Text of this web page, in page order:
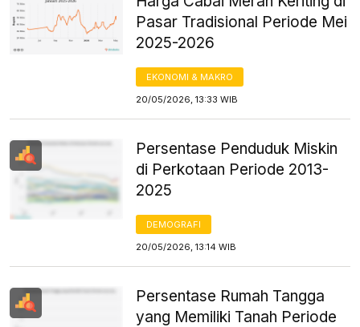
Pasar Tradisional Periode Mei
2025-2026
EKONOMI & MAKRO
20/05/2026, 13:33 WIB
Persentase Penduduk Miskin
di Perkotaan Periode 2013-
2025
DEMOGRAFI
20/05/2026, 13:14 WIB
Persentase Rumah Tangga
yang Memiliki Tanah Periode